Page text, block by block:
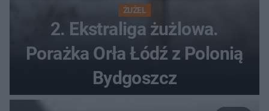
ŻUŻEL
2. Ekstraliga żużlowa.
Porażka Orła Łódź z Polonią
Bydgoszcz